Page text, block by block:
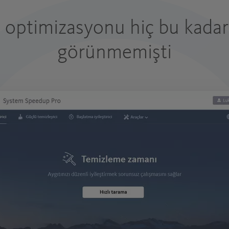
optimizasyonu hiç bu
görünmemişti